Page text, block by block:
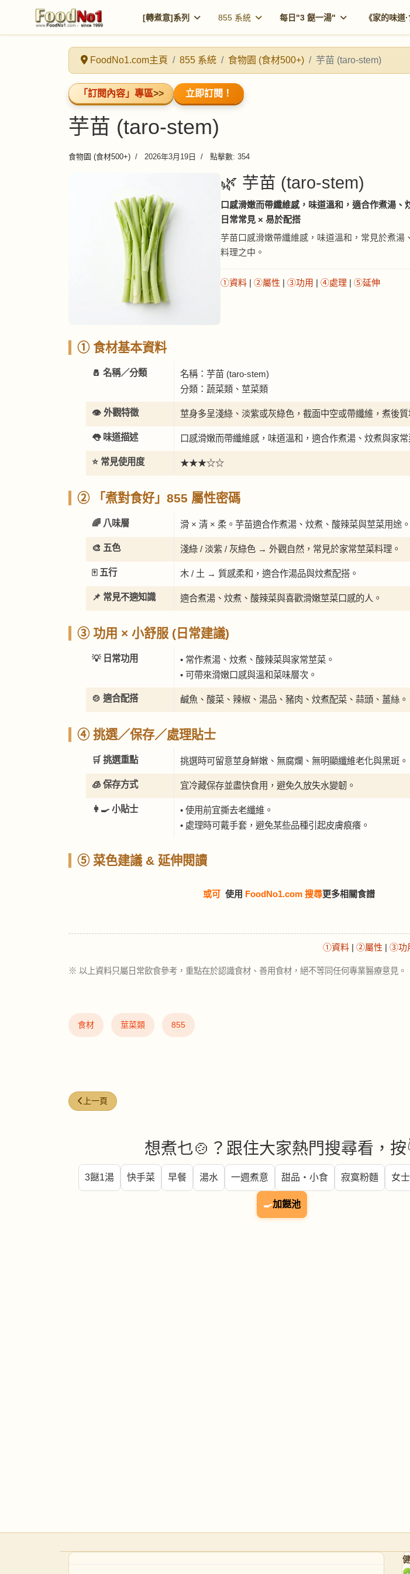
[轉煮意]系列 855 系統 每日"3 餸一湯" 《家的味道·
FoodNo1.com主頁 855 系統 食物園 (食材500+) 芋苗 (taro-stem)
「訂閱內容」專區>> 立即訂閱！
芋苗 (taro-stem)
食物園 (食材500+) 2026年3月19日 點擊數: 354
🌿 芋苗 (taro-stem)
口感滑嫩而帶纖維感，味道溫和，適合作煮湯、
日常常見 × 易於配搭
芋苗口感滑嫩帶纖維感，味道溫和，常見於煮湯
料理之中。
①資料 | ②屬性 | ③功用 | ④處理 | ⑤延伸
① 食材基本資料
🧂 名稱／分類
名稱：芋苗 (taro-stem)
分類：蔬菜類、莖菜類
👁️ 外觀特徵 莖身多呈淺綠、淡紫或灰綠色，截面中空或帶纖維，煮後質
👅 味道描述 口感滑嫩而帶纖維感，味道溫和，適合作煮湯、炆煮與家常
⭐ 常見使用度 ★★★☆☆
② 「煮對食好」855 屬性密碼
🌈 八味層 滑 × 清 × 柔。芋苗適合作煮湯、炆煮、酸辣菜與莖菜用途。
🎨 五色 淺綠 / 淡紫 / 灰綠色 → 外觀自然，常見於家常莖菜料理。
🀄 五行 木 / 土 → 質感柔和，適合作湯品與炆煮配搭。
📌 常見不適知識 適合煮湯、炆煮、酸辣菜與喜歡滑嫩莖菜口感的人。
③ 功用 × 小舒服 (日常建議)
💡 日常功用
• 常作煮湯、炆煮、酸辣菜與家常莖菜。
• 可帶來滑嫩口感與溫和菜味層次。
🍲 適合配搭 鹹魚、酸菜、辣椒、湯品、豬肉、炆煮配菜、蒜頭、薑絲。
④ 挑選／保存／處理貼士
🛒 挑選重點 挑選時可留意莖身鮮嫩、無腐爛、無明顯纖維老化與黑斑。
🧊 保存方式 宜冷藏保存並盡快食用，避免久放失水變韌。
👩‍🍳 小貼士
• 使用前宜撕去老纖維。
• 處理時可戴手套，避免某些品種引起皮膚痕癢。
⑤ 菜色建議 & 延伸閱讀
或可 使用 FoodNo1.com 搜尋更多相關食譜
①資料 | ②屬性 | ③功
※ 以上資料只屬日常飲食參考，重點在於認識食材、善用食材，絕不等同任何專業醫療意見。
食材 莖菜類 855
上一篇文章: 鱈魚 (cod)
上一頁
想煮乜🍲？跟住大家熱門搜尋看，按
3餸1湯 快手菜 早餐 湯水 一週煮意 甜品・小食 寂寞粉麵 女
🍳加餸池